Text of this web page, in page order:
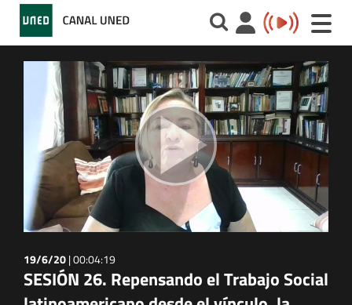
Toggle
19/6/20|00:04:19
SESIÓN 26. Repensando el Trabajo Social